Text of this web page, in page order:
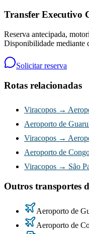
Transfer Executivo
Reserva antecipada,
Disponibilidade mediante
Solicitar reserva
Rotas relacionadas
Viracopos →
Aeroporto de
Viracopos →
Aeroporto de
Viracopos → São
Outros transportes
Aeroporto de
Aeroporto de